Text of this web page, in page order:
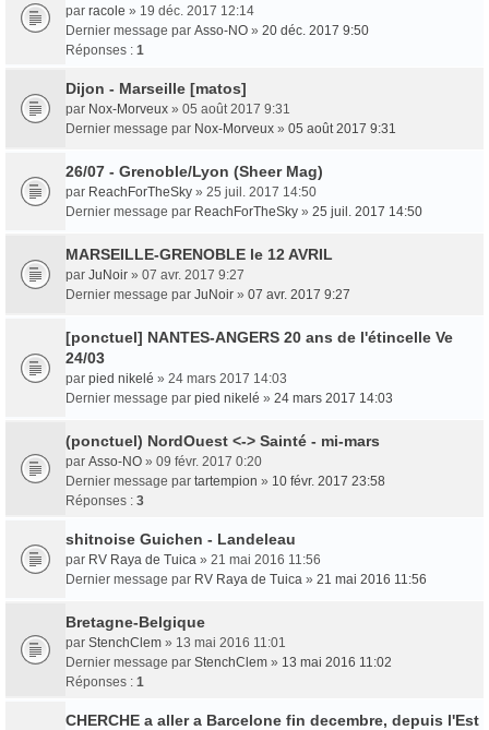
par racole » 19 déc. 2017 12:14
Dernier message par Asso-NO » 20 déc. 2017 9:50
Réponses : 1
Dijon - Marseille [matos]
par Nox-Morveux » 05 août 2017 9:31
Dernier message par Nox-Morveux » 05 août 2017 9:31
26/07 - Grenoble/Lyon (Sheer Mag)
par ReachForTheSky » 25 juil. 2017 14:50
Dernier message par ReachForTheSky » 25 juil. 2017 14:50
MARSEILLE-GRENOBLE le 12 AVRIL
par JuNoir » 07 avr. 2017 9:27
Dernier message par JuNoir » 07 avr. 2017 9:27
[ponctuel] NANTES-ANGERS 20 ans de l'étincelle Ve
24/03
par pied nikelé » 24 mars 2017 14:03
Dernier message par pied nikelé » 24 mars 2017 14:03
(ponctuel) NordOuest <-> Sainté - mi-mars
par Asso-NO » 09 févr. 2017 0:20
Dernier message par tartempion » 10 févr. 2017 23:58
Réponses : 3
shitnoise Guichen - Landeleau
par RV Raya de Tuica » 21 mai 2016 11:56
Dernier message par RV Raya de Tuica » 21 mai 2016 11:56
Bretagne-Belgique
par StenchClem » 13 mai 2016 11:01
Dernier message par StenchClem » 13 mai 2016 11:02
Réponses : 1
CHERCHE a aller a Barcelone fin decembre, depuis l'Est